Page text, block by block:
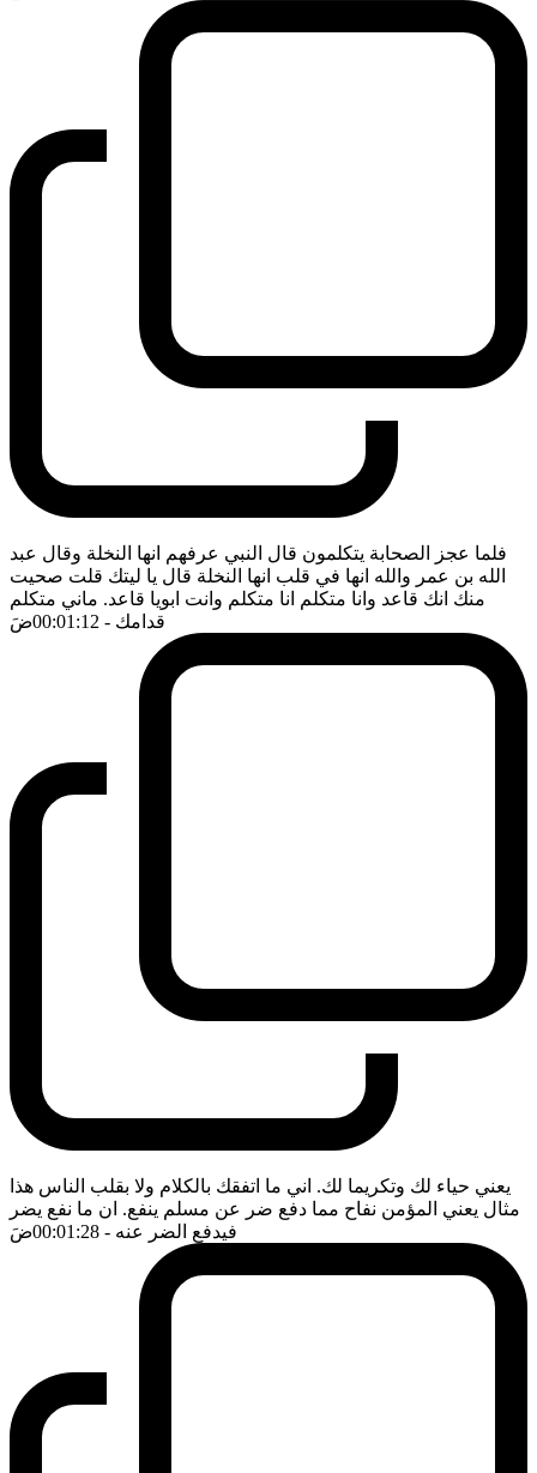
فلما عجز الصحابة يتكلمون قال النبي عرفهم انها النخلة وقال عبد
الله بن عمر والله انها في قلب انها النخلة قال يا ليتك قلت صحيت
منك انك قاعد وانا متكلم انا متكلم وانت ابويا قاعد. ماني متكلم
قدامك - 00:01:12 ضَ
يعني حياء لك وتكريما لك. اني ما اتفقك بالكلام ولا بقلب الناس هذا
مثال يعني المؤمن نفاح مما دفع ضر عن مسلم ينفع. ان ما نفع يضر
فيدفع الضر عنه - 00:01:28 ضَ